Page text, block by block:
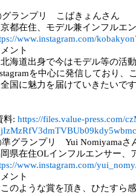
ランプリ こばきょんさん
都在住、モデル兼インフルエ
www.instagram.com/
ント
北海道出身で今はモデル等の活
を中心に発信しており、
国に魅力を届けていきたいで
料: https://files.value-press.com/
グランプリ Yui Nomiyamaさ
県在住OLインフルエンサー、
www.instagram.com/
ント
このような賞を頂き、ひたすら